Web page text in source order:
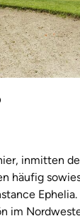
inmitten
häufig
Ephelia.
im